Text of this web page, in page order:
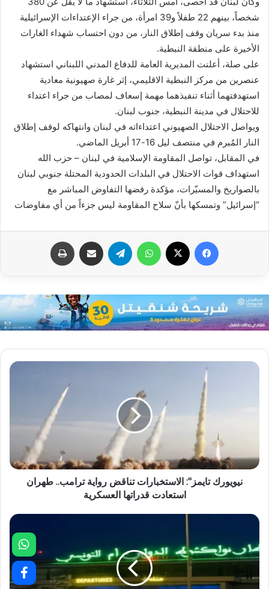
شخصاً، بينهم 22 طفلاً و39 امرأة، من جراء الإعتداءات الإسرائيلية
منذ بدء سريان وقف إطلاق النار، من دون احتساب شهداء الغارات
الأخيرة على منطقة النبطية.
على صلة، أعلنت المديرية العامة للدفاع المدني اللبناني استشهاد
عنصرين من مركز النبطية الاقليمي، إثر غارة صهيونية معادية
استهدفتهما أثناء تنفيذهما مهمة إسعاف لمصاب من جراء اعتداء
للاحتلال في مدينة النبطية، جنوب لبنان.
ويواصل الاحتلال الصهيوني اعتداءاته في لبنان وانتهاكه لوقف إطلاق
النار المُبرم في منتصف ليل 16-17 أبريل الماضي.
في المقابل، تواصل المقاومة الإسلامية في لبنان – حزب الله
استهداف قوات الاحتلال في البلدات الحدودية المحتلة جنوبي لبنان
بالصواريخ والمسيّرات، مؤكدة رفضها التفاوض المباشر مع
“إسرائيل” وتمسكها بأنّ سلاح المقاومة ليس جزءاً من أي مفاوضات
فيسبوك واتساب تيلقرام مشاركة عبر البريد
نيويورك تايمز": الاستخبارات تناقض رواية ترامب.. طهران
استعادت قدراتها العسكرية